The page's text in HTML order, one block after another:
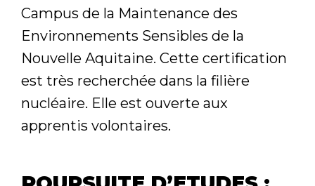
Campus de la Maintenance des
Environnements Sensibles de la
Nouvelle Aquitaine. Cette certification
est très recherchée dans la filière
nucléaire. Elle est ouverte aux
apprentis volontaires.